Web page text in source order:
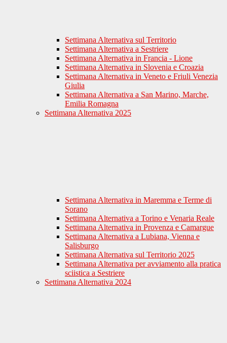
Settimana Alternativa sul Territorio
Settimana Alternativa a Sestriere
Settimana Alternativa in Francia - Lione
Settimana Alternativa in Slovenia e Croazia
Settimana Alternativa in Veneto e Friuli Venezia
Giulia
Settimana Alternativa a San Marino, Marche,
Emilia Romagna
Settimana Alternativa 2025
Settimana Alternativa in Maremma e Terme di
Sorano
Settimana Alternativa a Torino e Venaria Reale
Settimana Alternativa in Provenza e Camargue
Settimana Alternativa a Lubiana, Vienna e
Salisburgo
Settimana Alternativa sul Territorio 2025
Settimana Alternativa per avviamento alla pratica
sciistica a Sestriere
Settimana Alternativa 2024